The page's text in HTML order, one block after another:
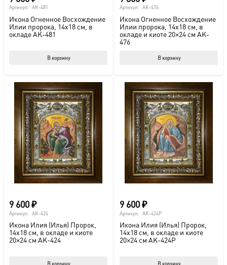
Артикул: AK-481
Икона Огненное Восхождение
Илии пророка, 14х18 см, в
окладе AK-481
В корзину
Артикул: AK-476
Икона Огненное Восхождение
Илии пророка, 14х18 см, в
окладе и киоте 20×24 см AK-
476
В корзину
9 600₽
Артикул: AK-424
Икона Илия (Илья) Пророк,
14х18 см, в окладе и киоте
20×24 см AK-424
В корзину
9 600₽
Артикул: AK-424P
Икона Илия (Илья) Пророк,
14х18 см, в окладе и киоте
20×24 см AK-424P
В корзину